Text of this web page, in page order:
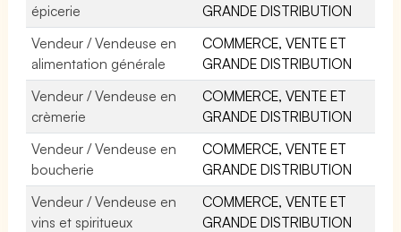
épicerie
GRANDE DISTRIBUTION
Vendeur / Vendeuse en
alimentation générale
COMMERCE, VENTE ET
GRANDE DISTRIBUTION
Vendeur / Vendeuse en
crèmerie
COMMERCE, VENTE ET
GRANDE DISTRIBUTION
Vendeur / Vendeuse en
boucherie
COMMERCE, VENTE ET
GRANDE DISTRIBUTION
Vendeur / Vendeuse en
vins et spiritueux
COMMERCE, VENTE ET
GRANDE DISTRIBUTION